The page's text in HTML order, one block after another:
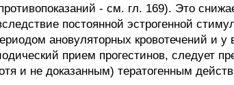
- см. гл. 169). Это
постоянной эстрогенной
ановуляторных кровотечений и
прием прогестинов, следует
и не доказанным) тератогенным